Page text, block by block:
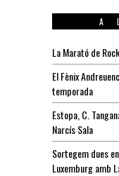
A
La Marató de
El Fènix
temporada
Estopa, C.
Narcís Sala
Sortegem dues
Luxemburg amb